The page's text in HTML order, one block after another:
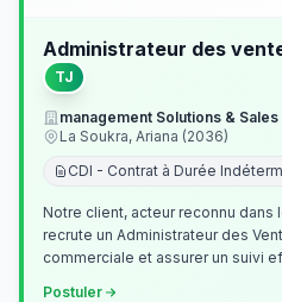
Administrateur des
TJ
management Solutions &
La Soukra, Ariana (2036)
CDI - Contrat à Durée
Notre client, acteur reconnu dans
recrute un Administrateur des
commerciale et assurer un suivi
Postuler